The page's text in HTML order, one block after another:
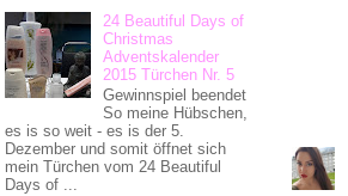
24 Beautiful Days of
Christmas
Adventskalender
2015 Türchen Nr. 5
Gewinnspiel beendet
So meine Hübschen,
es is so weit - es is der 5.
Dezember und somit öffnet sich
mein Türchen vom 24 Beautiful
Days of ...